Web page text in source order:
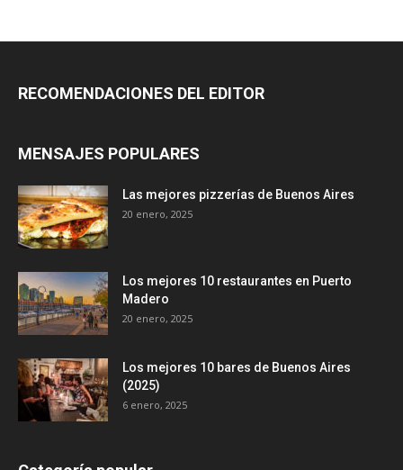
RECOMENDACIONES DEL EDITOR
MENSAJES POPULARES
Las mejores pizzerías de Buenos Aires
20 enero, 2025
Los mejores 10 restaurantes en Puerto
Madero
20 enero, 2025
Los mejores 10 bares de Buenos Aires
(2025)
6 enero, 2025